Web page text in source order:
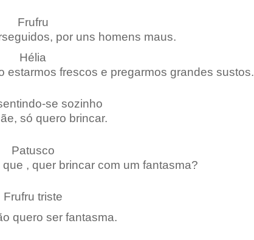
Frufru
por uns homens maus.
Hélia
estarmos frescos e pregarmos grandes sustos.
se sozinho
só quero brincar.
Patusco
, quer brincar com um fantasma?
Frufru triste
quero ser fantasma.